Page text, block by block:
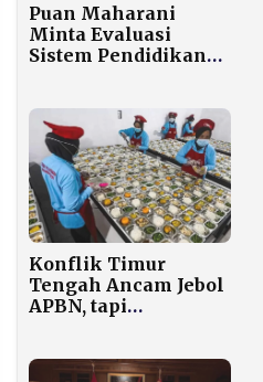
Puan Maharani
Minta Evaluasi
Sistem Pendidikan
NTT
Konflik Timur
Tengah Ancam Jebol
APBN, tapi